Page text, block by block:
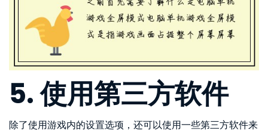
5. 使用第三方软件
除了使用游戏内的设置选项，还可以使用一些第三方软件来